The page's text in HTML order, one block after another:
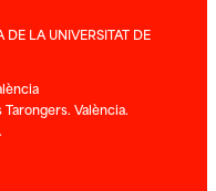
LA UNIVERSITAT DE
València.